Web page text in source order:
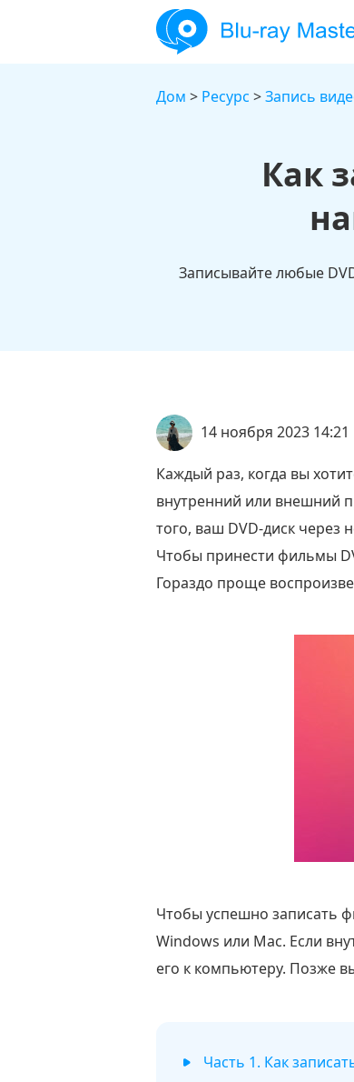
Дом > Ресурс >Запись
Как
Записывайте любые
14 ноября 2023 14:21
Каждый раз, когда вы
внутренний или внешний
того, ваш DVD-диск через
Чтобы принести фильмы
Гораздо проще
Чтобы успешно записать
Windows или Mac. Если
его к компьютеру. Позже
Часть 1. Как